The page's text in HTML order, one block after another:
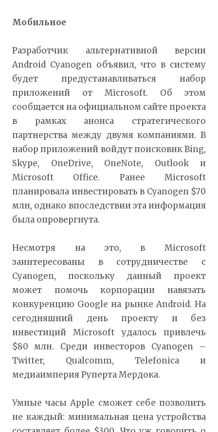
Мобильное
Разработчик альтернативной версии
Android Cyanogen объявил, что в систему
будет предустанавливаться набор
приложений от Microsoft. Об этом
сообщается на официальном сайте проекта
в рамках анонса стратегического
партнерства между двумя компаниями. В
набор приложений войдут поисковик Bing,
Skype, OneDrive, OneNote, Outlook и
Microsoft Office. Ранее Microsoft
планировала инвестировать в Cyanogen $70
млн, однако впоследствии эта информация
была опровергнута.
Несмотря на это, в Microsoft
заинтересованы в сотрудничестве с
Cyanogen, поскольку данный проект
может помочь корпорации навязать
конкуренцию Google на рынке Android. На
сегодняшний день проекту и без
инвестиций Microsoft удалось привлечь
$80 млн. Среди инвесторов Cyanogen –
Twitter, Qualcomm, Telefonica и
медиаимперия Руперта Мердока.
Умные часы Apple сможет себе позволить
не каждый: минимальная цена устройства